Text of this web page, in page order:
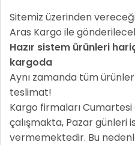
Sitemiz üzerinden
Aras Kargo ile
Hazır sistem ürünleri
kargoda
Aynı zamanda tüm ürünler
teslimat!
Kargo firmaları Cumartesi
çalışmakta, Pazar günleri
vermemektedir. Bu